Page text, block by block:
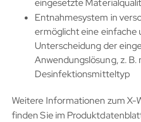
eingesetzte
Entnahmesystem in
ermöglicht eine einfache
Unterscheidung der
Anwendungslösung, z. B.
Desinfektionsmitteltyp
Weitere Informationen zum X-
finden Sie im